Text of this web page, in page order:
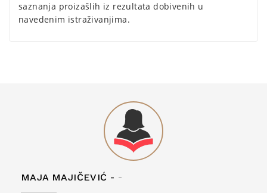
saznanja proizašlih iz rezultata dobivenih u
navedenim istraživanjima.
MAJA MAJIČEVIĆ - -